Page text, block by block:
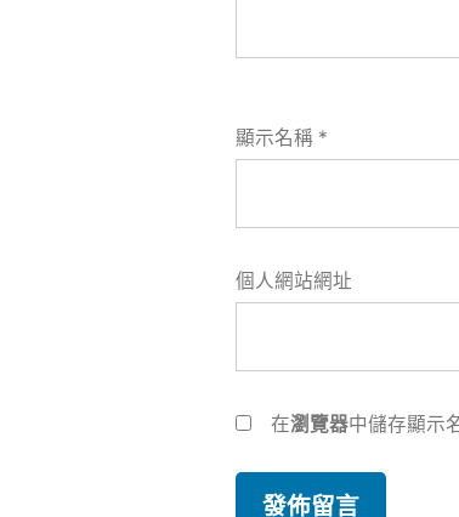
顯示名稱 *
個人網站網址
在瀏覽器中儲存顯示